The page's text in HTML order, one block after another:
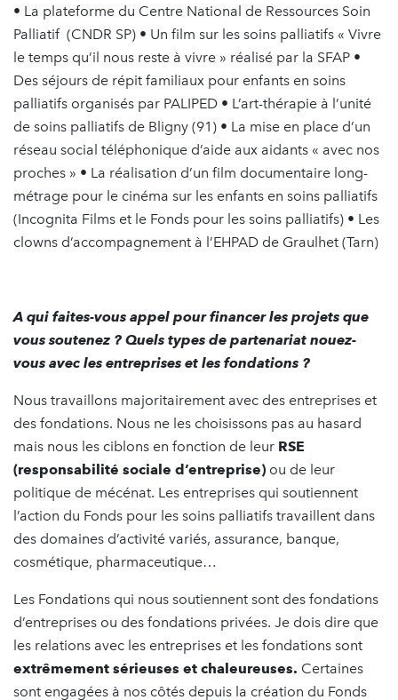
• La plateforme du Centre National de Ressources Soin
Palliatif (CNDR SP) • Un film sur les soins palliatifs « Vivre
le temps qu’il nous reste à vivre » réalisé par la SFAP •
Des séjours de répit familiaux pour enfants en soins
palliatifs organisés par PALIPED • L’art-thérapie à l’unité
de soins palliatifs de Bligny (91) • La mise en place d’un
réseau social téléphonique d’aide aux aidants « avec nos
proches » • La réalisation d’un film documentaire long-
métrage pour le cinéma sur les enfants en soins palliatifs
(Incognita Films et le Fonds pour les soins palliatifs) • Les
clowns d’accompagnement à l’EHPAD de Graulhet (Tarn)
A qui faites-vous appel pour financer les projets que
vous soutenez ? Quels types de partenariat nouez-
vous avec les entreprises et les fondations ?
Nous travaillons majoritairement avec des entreprises et
des fondations. Nous ne les choisissons pas au hasard
mais nous les ciblons en fonction de leur RSE
(responsabilité sociale d’entreprise) ou de leur
politique de mécénat. Les entreprises qui soutiennent
l’action du Fonds pour les soins palliatifs travaillent dans
des domaines d’activité variés, assurance, banque,
cosmétique, pharmaceutique…
Les Fondations qui nous soutiennent sont des fondations
d’entreprises ou des fondations privées. Je dois dire que
les relations avec les entreprises et les fondations sont
extrêmement sérieuses et chaleureuses. Certaines
sont engagées à nos côtés depuis la création du Fonds